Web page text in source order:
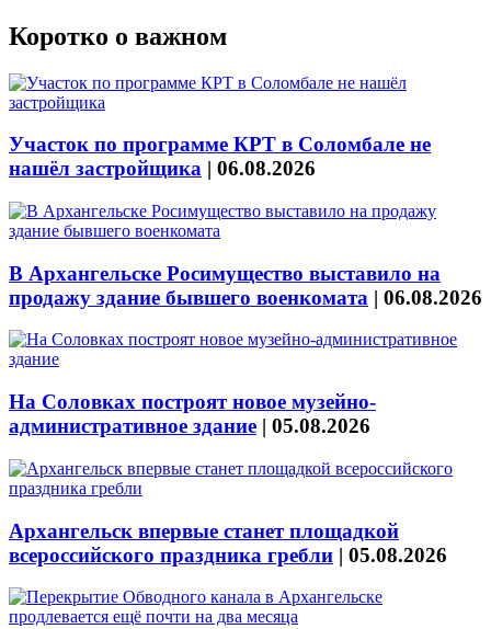
Коротко о важном
Участок по программе КРТ в Соломбале не
нашёл застройщика | 06.08.2026
В Архангельске Росимущество выставило на
продажу здание бывшего военкомата | 06.08.2026
На Соловках построят новое музейно-
административное здание | 05.08.2026
Архангельск впервые станет площадкой
всероссийского праздника гребли | 05.08.2026